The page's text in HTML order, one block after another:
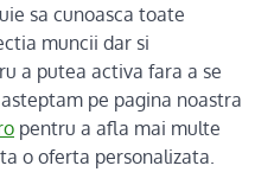
sa cunoasca toate
muncii dar si
a putea activa fara a se
pe pagina noastra
pentru a afla mai multe
o oferta personalizata.